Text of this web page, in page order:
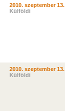
2010. szeptember 13.
Külföldi
2010. szeptember 13.
Külföldi